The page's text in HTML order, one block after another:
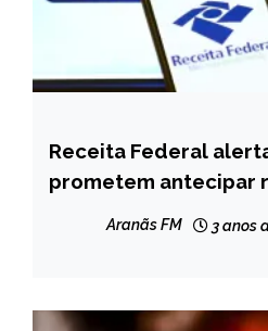
BRASIL
NOTÍCIAS
Receita Federal
prometem antecipar
Aranãs FM 3 anos